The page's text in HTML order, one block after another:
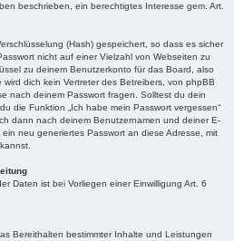
beschrieben, ein berechtigtes Interesse gem. Art.
(Hash) gespeichert, so dass es sicher
nicht auf einer Vielzahl von Webseiten zu
zu deinem Benutzerkonto für das Board, also
dich kein Vertreter des Betreibers, von phpBB
nach deinem Passwort fragen. Solltest du dein
die Funktion „Ich habe mein Passwort vergessen“
dann nach deinem Benutzernamen und deiner E-
neu generiertes Passwort an diese Adresse, mit
Daten ist bei Vorliegen einer Einwilligung Art. 6
Bereithalten bestimmter Inhalte und Leistungen